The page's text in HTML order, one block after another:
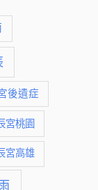
後遺症
宮桃園
宮高雄